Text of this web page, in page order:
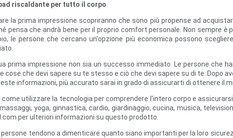
riscaldante per tutto il corpo
la prima impressione scopriranno che sono più propense ad
pensa che andrà bene per il proprio comfort personale. Non sempre
le persone che cercano un'opzione più economica possono
prima impressione non sia un successo immediato. Le persone che
cose che devi sapere su te stesso e ciò che devi sapere su di te.
informazioni, più accurato sarai in grado di assicurarti di ottenere il
utilizzare la tecnologia per comprendere l'intero corpo e
yoga, ginnastica, cardio, giardinaggio, cucina, musica,
per ulteriori informazioni su questo prodotto.
persone tendono a dimenticare quanto siano importanti per la loro